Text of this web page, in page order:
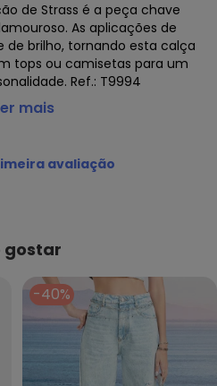
de Strass é a peça chave
As aplicações de
brilho, tornando esta calça
tops ou camisetas para um
Ref.: T9994
Aplicação de Strass Azul
DE CONFECCOES /
mais
avaliação
gostar
-40%